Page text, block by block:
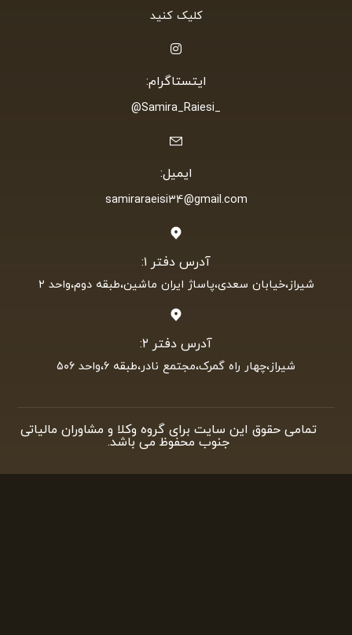
کلیک کنید
ایتستاگرام:
_Samira_Raiesi@
ایمیل:
samiraraeisi34@gmail.com
آدرس دفتر ۱:
شیراز،خیابان سعدی،پاساژ ایران ماشین،طبقه دوم،واحد ۲
آدرس دفتر ۲:
شیراز،چهار راه گمرک،مجتمع نادر،طبقه ۶،واحد ۵۰۶
تمامی حقوق این سایت برای گروه وکلا و مشاوران مالیاتی
جنوب محفوظ می باشد.